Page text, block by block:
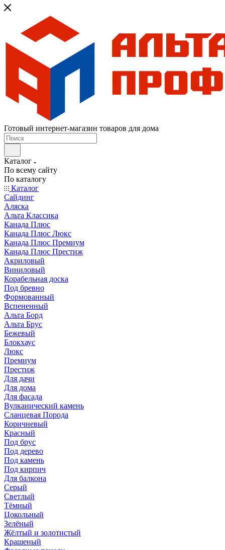
Готовый интернет-магазин товаров для дома
Каталог
По всему сайту
По каталогу
Каталог
Сайдинг
Аляска
Альта Классика
Канада Плюс
Канада Плюс Люкс
Канада Плюс Премиум
Канада Плюс Престиж
Акриловый
Виниловый
Корабельная доска
Под бревно
Формованный
Вспененный
Альта Борд
Альта Брус
Бежевый
Блокхаус
Люкс
Премиум
Престиж
Для дачи
Для дома
Для фасада
Вулканический камень
Сланцевая Порода
Коричневый
Красный
Под брус
Под дерево
Под камень
Под кирпич
Для балкона
Серый
Светлый
Тёмный
Цокольный
Зелёный
Жёлтый и золотистый
Крашеный